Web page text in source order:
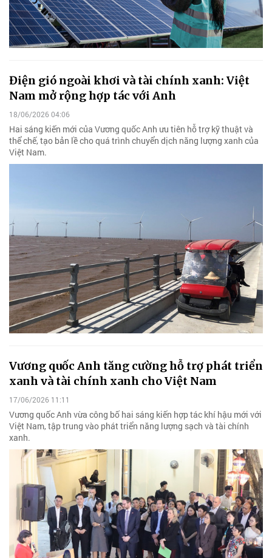
Điện gió ngoài khơi và tài chính xanh: Việt
Nam mở rộng hợp tác với Anh
18/06/2026 04:06
Hai sáng kiến mới của Vương quốc Anh ưu tiên hỗ trợ kỹ thuật và
thể chế, tạo bản lề cho quá trình chuyển dịch năng lượng xanh của
Việt Nam.
Vương quốc Anh tăng cường hỗ trợ phát triển
xanh và tài chính xanh cho Việt Nam
17/06/2026 11:11
Vương quốc Anh vừa công bố hai sáng kiến hợp tác khí hậu mới với
Việt Nam, tập trung vào phát triển năng lượng sạch và tài chính
xanh.